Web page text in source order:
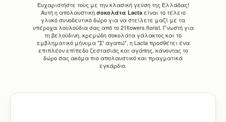
Ευχαριστήστε τους με την κλασική γεύση της Ελλάδας!
Αυτή η απολαυστική σοκολάτα Lactaείναι το τέλειο
γλυκό συνοδευτικό δώρο για να στείλετε μαζί με τα
υπέροχα λουλούδια σας από το 21flowers.florist. Γνωστή για
τη βελούδινη, κρεμώδη σοκολάτα γάλακτος και το
εμβληματικό μήνυμα "Σ' αγαπώ", η Lacta προσθέτει ένα
επιπλέον επίπεδο ζεστασιάς και αγάπης, κάνοντας το
δώρο σας ακόμα πιο απολαυστικό και πραγματικά
εγκάρδιο.